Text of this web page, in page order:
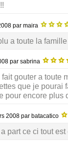
par maira
a toute la famille
par sabrina
gouter a toute
que je pourai
pour encore plus
2008 par batacatico
part ce ci tout